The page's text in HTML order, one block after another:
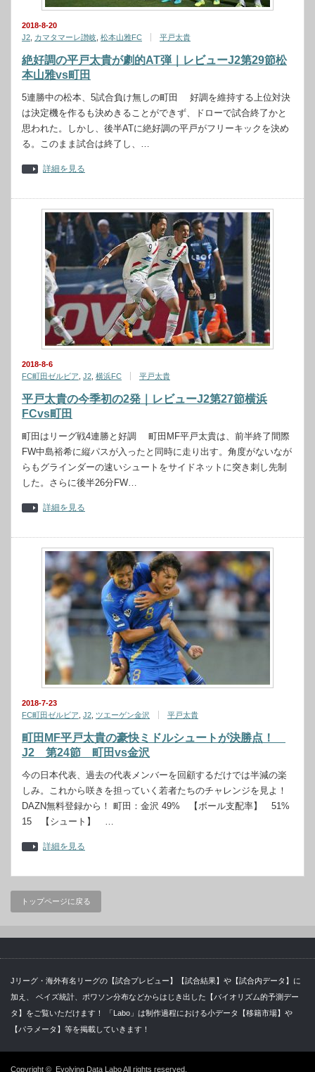
2018-8-20
J2 カマタマーレ讃岐 松本山雅FC 平戸太貴
絶好調の平戸太貴が劇的AT弾｜レビューJ2第29節松
本山雅vs町田
5連勝中の松本、5試合負け無しの町田 好調を維持する上位対決
は決定機を作るも決めきることができず、ドローで試合終了かと
思われた。しかし、後半ATに絶好調の平戸がフリーキックを決め
る。このまま試合は終了し、…
詳細を見る
2018-8-6
FC町田ゼルビア J2 横浜FC 平戸太貴
平戸太貴の今季初の2発｜レビューJ2第27節横浜
FCvs町田
町田はリーグ戦4連勝と好調 町田MF平戸太貴は、前半終了間際
FW中島裕希に縦パスが入ったと同時に走り出す。角度がないなが
らもグラインダーの速いシュートをサイドネットに突き刺し先制
した。さらに後半26分FW…
詳細を見る
2018-7-23
FC町田ゼルビア J2 ツエーゲン金沢 平戸太貴
町田MF平戸太貴の豪快ミドルシュートが決勝点！
J2 第24節 町田vs金沢
今の日本代表、過去の代表メンバーを回顧するだけでは半減の楽
しみ。これから咲きを担っていく若者たちのチャレンジを見よ！
DAZN無料登録から！ 町田：金沢 49% 【ボール支配率】 51%
15 【シュート】 …
詳細を見る
トップページに戻る
Jリーグ・海外有名リーグの【試合プレビュー】【試合結果】や【試合内データ】に
加え、 ベイズ統計、ポワソン分布などからはじき出した【バイオリズム的予測デー
タ】をご覧いただけます！ 「Labo」は制作過程における小データ【移籍市場】や
【パラメータ】等を掲載していきます！
Copyright © Evolving Data LaboAll rights reserved.